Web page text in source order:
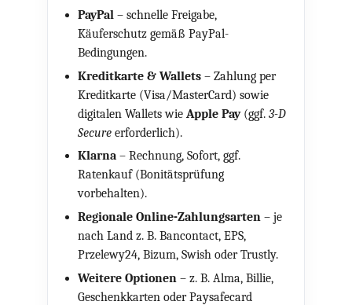
PayPal– schnelle Freigabe,
Käuferschutz gemäß PayPal-
Bedingungen.
Kreditkarte & Wallets– Zahlung per
Kreditkarte (Visa/MasterCard) sowie
digitalen Wallets wie Apple Pay(ggf. 3-D
Secureerforderlich).
Klarna– Rechnung, Sofort, ggf.
Ratenkauf (Bonitätsprüfung
vorbehalten).
Regionale Online-Zahlungsarten– je
nach Land z. B. Bancontact, EPS,
Przelewy24, Bizum, Swish oder Trustly.
Weitere Optionen – z. B. Alma, Billie,
Geschenkkarten oder Paysafecard